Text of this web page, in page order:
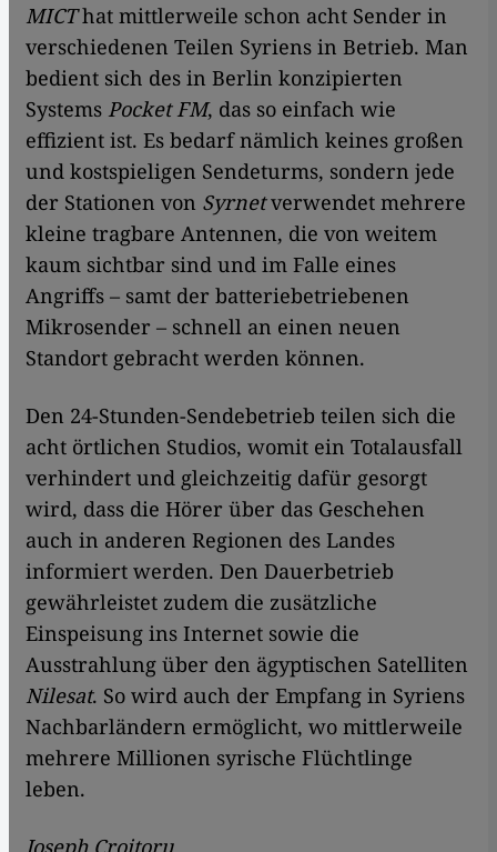
MICThat mittlerweile schon acht Sender in
verschiedenen Teilen Syriens in Betrieb. Man
bedient sich des in Berlin konzipierten
Systems Pocket FM, das so einfach wie
effizient ist. Es bedarf nämlich keines großen
und kostspieligen Sendeturms, sondern jede
der Stationen von Syrnetverwendet mehrere
kleine tragbare Antennen, die von weitem
kaum sichtbar sind und im Falle eines
Angriffs – samt der batteriebetriebenen
Mikrosender – schnell an einen neuen
Standort gebracht werden können.
Den 24-Stunden-Sendebetrieb teilen sich die
acht örtlichen Studios, womit ein Totalausfall
verhindert und gleichzeitig dafür gesorgt
wird, dass die Hörer über das Geschehen
auch in anderen Regionen des Landes
informiert werden. Den Dauerbetrieb
gewährleistet zudem die zusätzliche
Einspeisung ins Internet sowie die
Ausstrahlung über den ägyptischen Satelliten
Nilesat. So wird auch der Empfang in Syriens
Nachbarländern ermöglicht, wo mittlerweile
mehrere Millionen syrische Flüchtlinge
leben.
Joseph Croitoru